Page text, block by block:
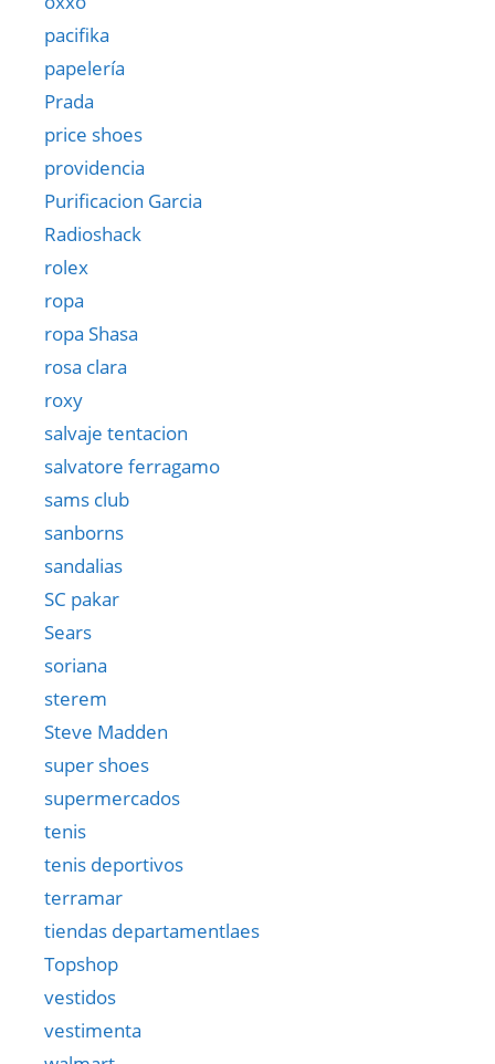
pacifika
papelería
Prada
price shoes
providencia
Purificacion Garcia
Radioshack
rolex
ropa
ropa Shasa
rosa clara
roxy
salvaje tentacion
salvatore ferragamo
sams club
sanborns
sandalias
SC pakar
Sears
soriana
sterem
Steve Madden
super shoes
supermercados
tenis
tenis deportivos
terramar
tiendas departamentlaes
Topshop
vestidos
vestimenta